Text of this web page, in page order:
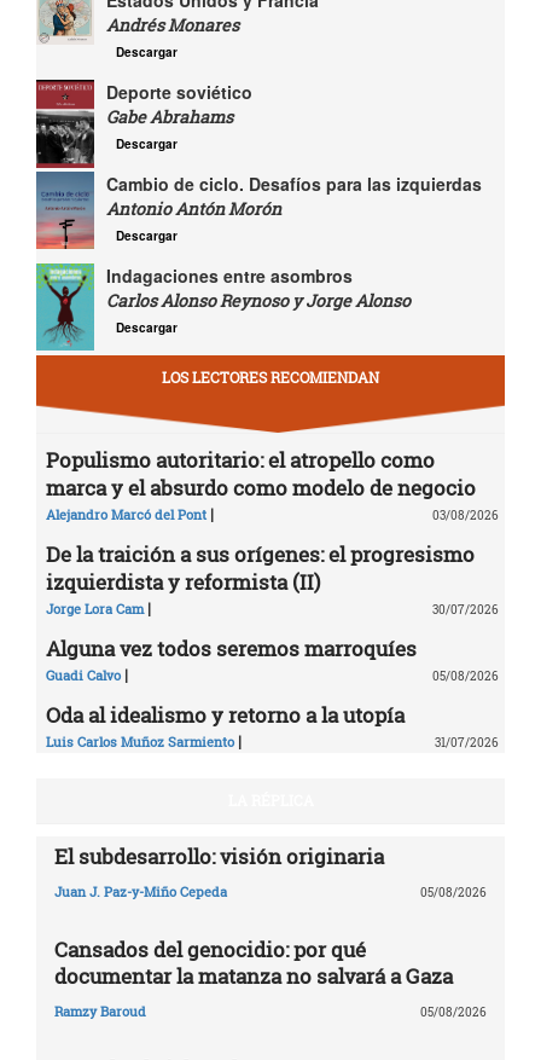
Andrés Monares
Descargar
Deporte soviético
Gabe Abrahams
Descargar
Cambio de ciclo. Desafíos para las izquierdas
Antonio Antón Morón
Descargar
Indagaciones entre asombros
Carlos Alonso Reynoso y Jorge Alonso
Descargar
LOS LECTORES RECOMIENDAN
Populismo autoritario: el atropello como
marca y el absurdo como modelo de negocio
Alejandro Marcó del Pont | 03/08/2026
De la traición a sus orígenes: el progresismo
izquierdista y reformista (II)
Jorge Lora Cam | 30/07/2026
Alguna vez todos seremos marroquíes
Guadi Calvo | 05/08/2026
Oda al idealismo y retorno a la utopía
Luis Carlos Muñoz Sarmiento | 31/07/2026
El subdesarrollo: visión originaria
Juan J. Paz-y-Miño Cepeda 05/08/2026
Cansados del genocidio: por qué
documentar la matanza no salvará a Gaza
Ramzy Baroud 05/08/2026